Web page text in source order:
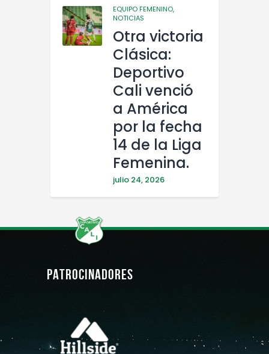
EQUIPO FEMENINO,
NOTICIAS
Otra victoria
Clásica:
Deportivo
Cali venció
a América
por la fecha
14 de la Liga
Femenina.
julio 24, 2026
PATROCINADORES